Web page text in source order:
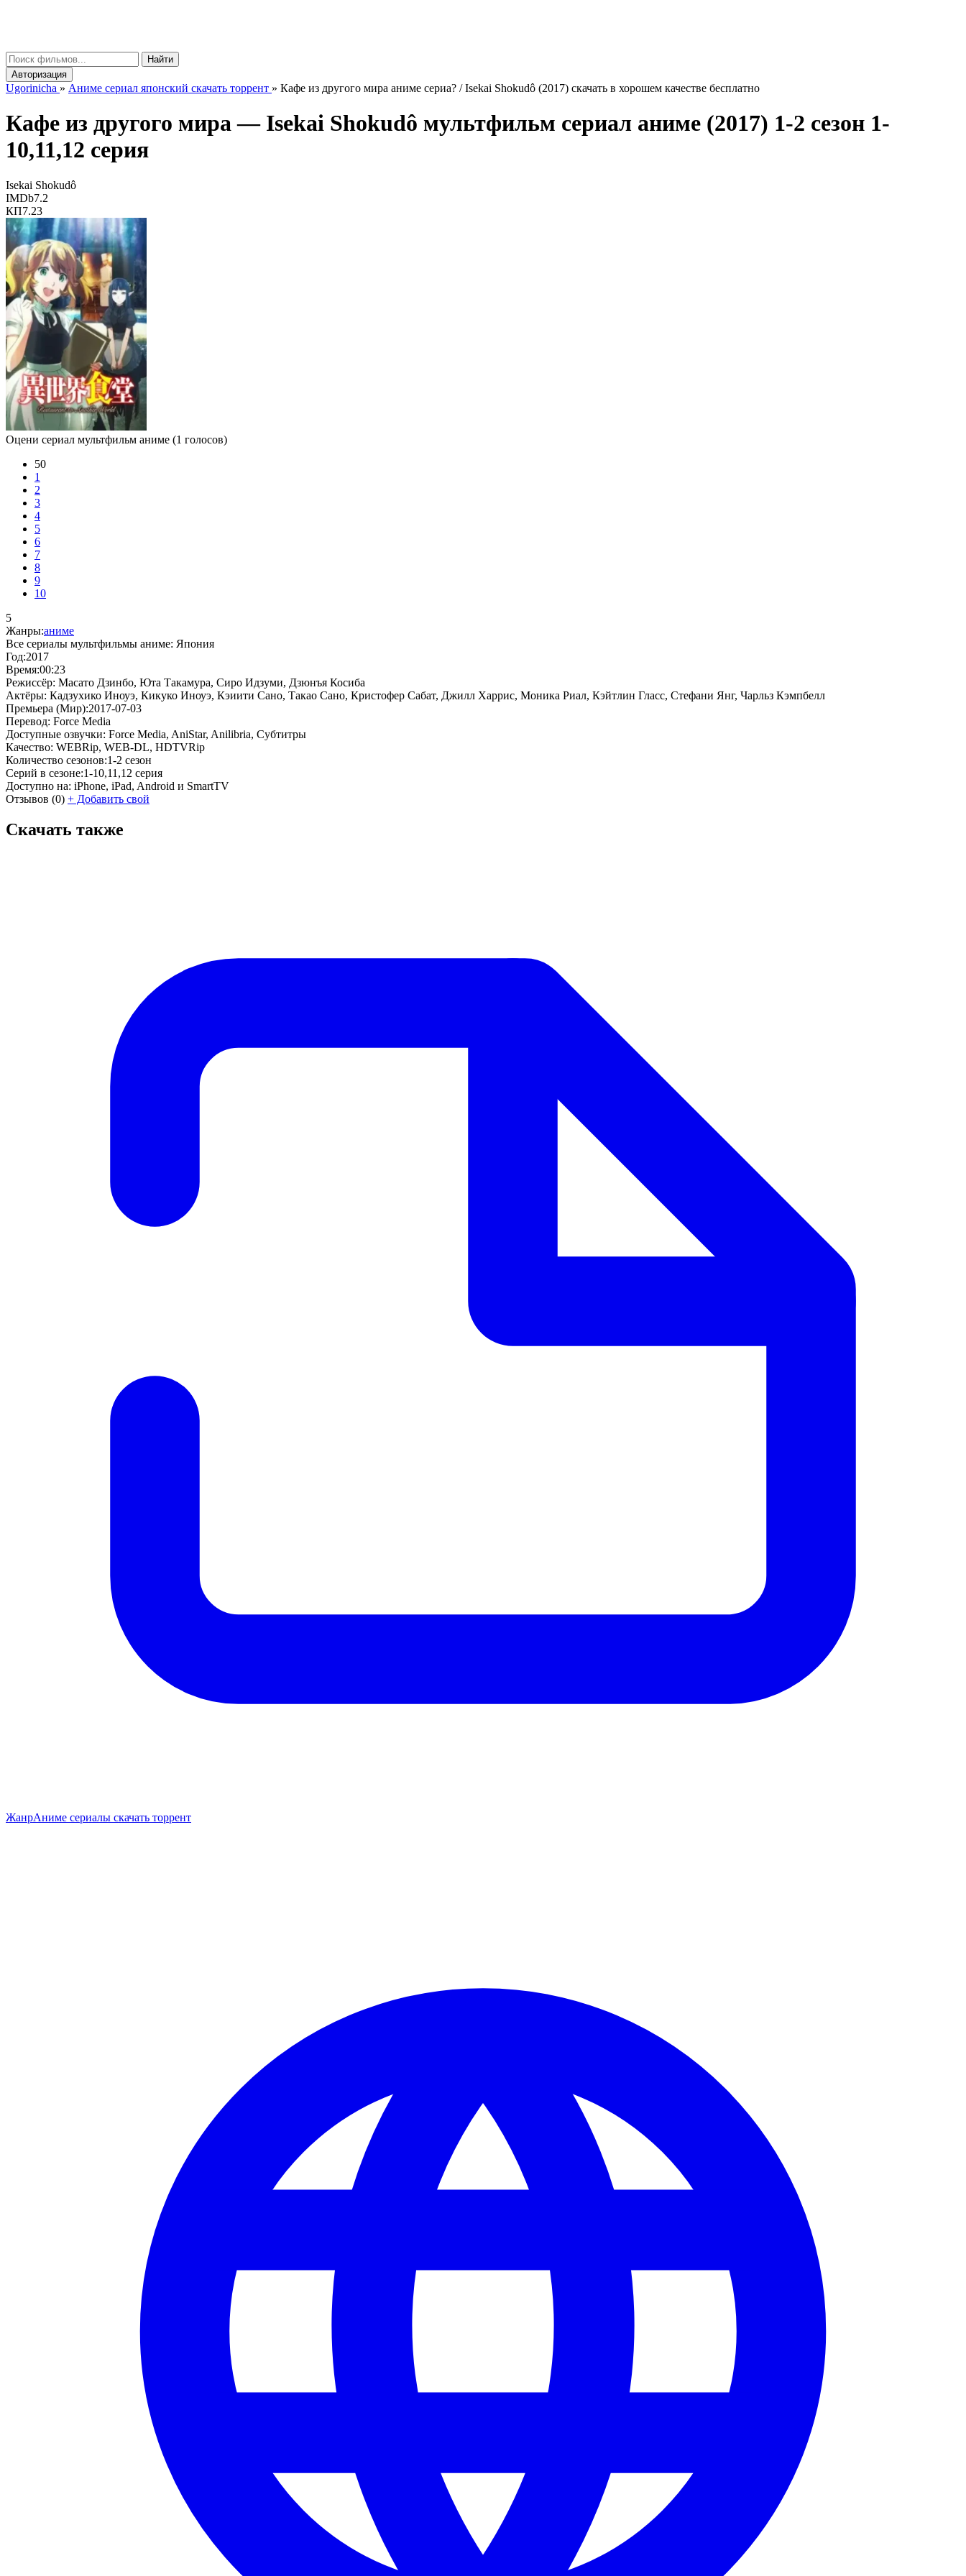
Найти
Авторизация
Ugorinicha » Аниме сериал японский скачать торрент » Кафе из другого мира аниме сериа? / Isekai Shokudô (2017) скачать в хорошем качестве бесплатно
Кафе из другого мира — Isekai Shokudô мультфильм сериал аниме (2017) 1-2 сезон 1-
10,11,12 серия
Isekai Shokudô
IMDb7.2
КП7.23
Оцени сериал мультфильм аниме (1 голосов)
50
1
2
3
4
5
6
7
8
9
10
5
Жанры:аниме
Все сериалы мультфильмы аниме: Япония
Год:2017
Время:00:23
Режиссёр: Масато Дзинбо, Юта Такамура, Сиро Идзуми, Дзюнъя Косиба
Актёры: Кадзухико Иноуэ, Кикуко Иноуэ, Кэиити Сано, Такао Сано, Кристофер Сабат, Джилл Харрис, Моника Риал, Кэйтлин Гласс, Стефани Янг, Чарльз Кэмпбелл
Премьера (Мир):2017-07-03
Перевод: Force Media
Доступные озвучки: Force Media, AniStar, Anilibria, Субтитры
Качество: WEBRip, WEB-DL, HDTVRip
Количество сезонов:1-2 сезон
Серий в сезоне:1-10,11,12 серия
Доступно на: iPhone, iPad, Android и SmartTV
Отзывов (0) + Добавить свой
Скачать также
ЖанрАниме сериалы скачать торрент